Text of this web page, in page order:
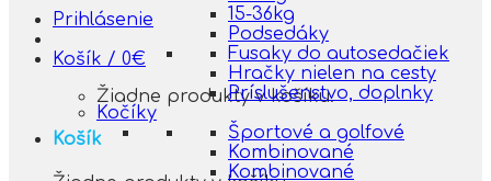
Prihlásenie
Košík / 0€
Žiadne produkty v košíku.
Košík
15-36kg
Podsedáky
Fusaky do autosedačiek
Hračky nielen na cesty
Príslušenstvo, doplnky
Kočíky
Športové a golfové
Kombinované
Kombinované